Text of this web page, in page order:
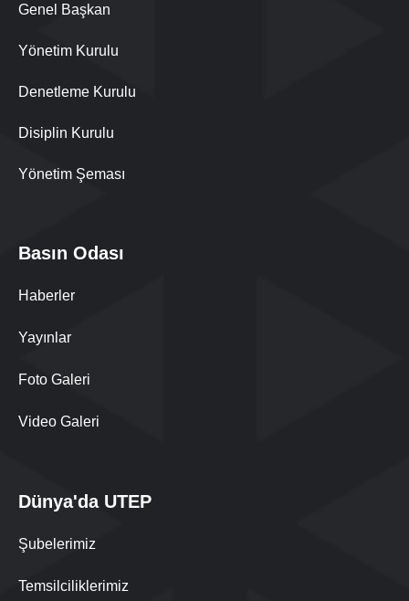
Genel Başkan
Yönetim Kurulu
Denetleme Kurulu
Disiplin Kurulu
Yönetim Şeması
Basın Odası
Haberler
Yayınlar
Foto Galeri
Video Galeri
Dünya'da UTEP
Şubelerimiz
Temsilciliklerimiz